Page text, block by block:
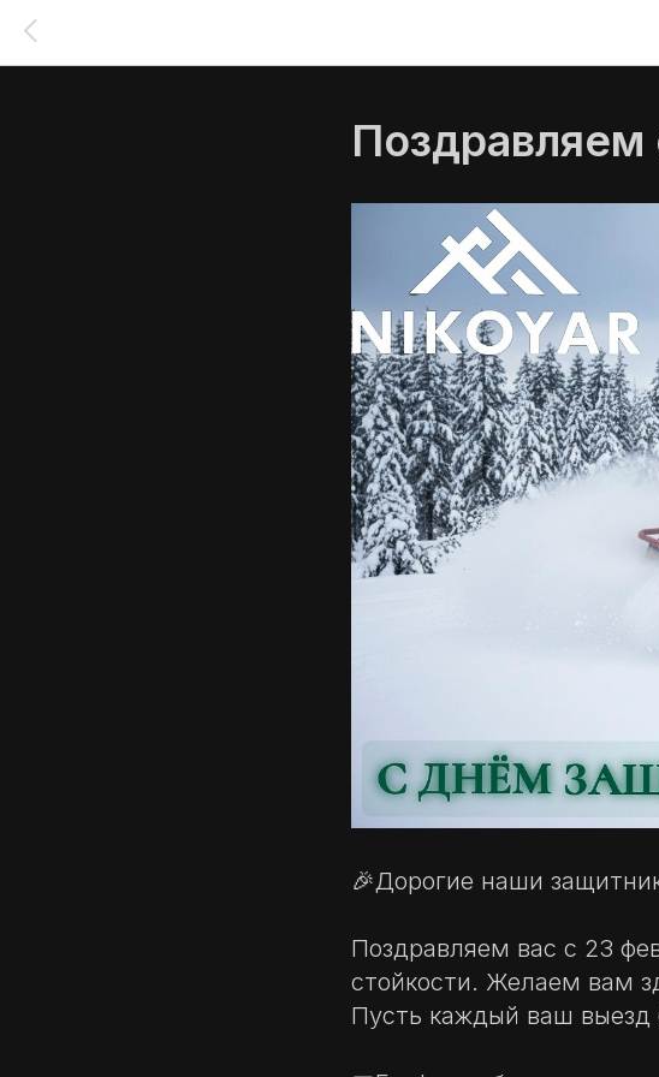
Поздравляем
🎉Дорогие наши
Поздравляем вас с 23
стойкости. Желаем вам
Пусть каждый ваш выезд